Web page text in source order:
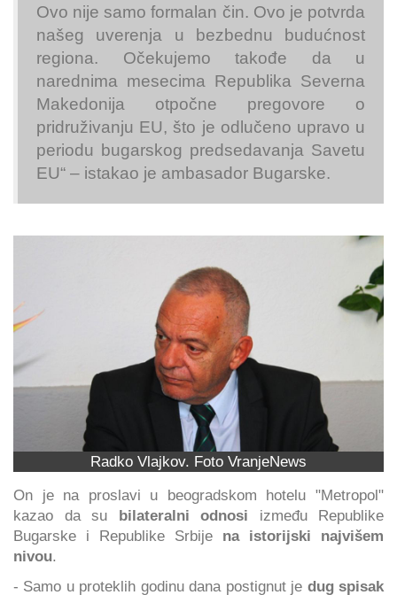
Ovo nije samo formalan čin. Ovo je potvrda
našeg uverenja u bezbednu budućnost
regiona. Očekujemo takođe da u
narednima mesecima Republika Severna
Makedonija otpočne pregovore o
pridruživanju EU, što je odlučeno upravo u
periodu bugarskog predsedavanja Savetu
EU“ – istakao je ambasador Bugarske.
Radko Vlajkov. Foto VranjeNews
On je na proslavi u beogradskom hotelu "Metropol"
kazao da su bilateralni odnosi između Republike
Bugarske i Republike Srbije na istorijski najvišem
nivou.
- Samo u proteklih godinu dana postignut je dug spisak